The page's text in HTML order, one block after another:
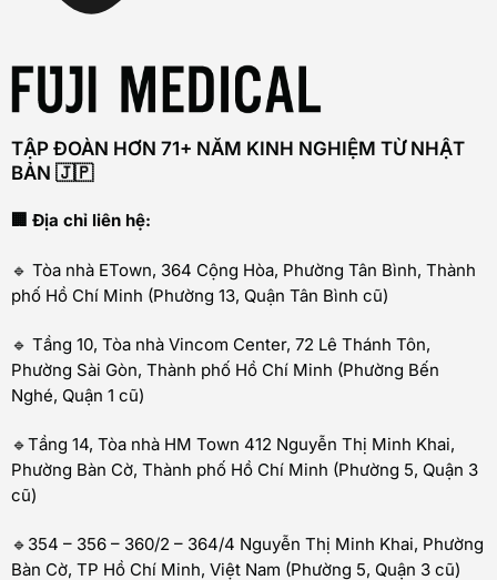
TẬP ĐOÀN HƠN 71+ NĂM KINH NGHIỆM TỪ NHẬT
BẢN 🇯🇵
🏢 Địa chỉ liên hệ:
🔹 Tòa nhà ETown, 364 Cộng Hòa, Phường Tân Bình, Thành
phố Hồ Chí Minh (Phường 13, Quận Tân Bình cũ)
🔹 Tầng 10, Tòa nhà Vincom Center, 72 Lê Thánh Tôn,
Phường Sài Gòn, Thành phố Hồ Chí Minh (Phường Bến
Nghé, Quận 1 cũ)
🔹Tầng 14, Tòa nhà HM Town 412 Nguyễn Thị Minh Khai,
Phường Bàn Cờ, Thành phố Hồ Chí Minh (Phường 5, Quận 3
cũ)
🔹354 – 356 – 360/2 – 364/4 Nguyễn Thị Minh Khai, Phường
Bàn Cờ, TP Hồ Chí Minh, Việt Nam (Phường 5, Quận 3 cũ)